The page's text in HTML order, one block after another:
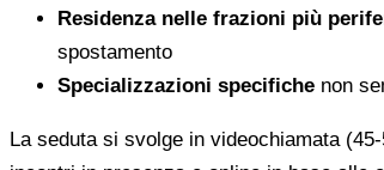
Residenza nelle frazioni più
spostamento
Specializzazioni specifiche non
La seduta si svolge in videochiamata